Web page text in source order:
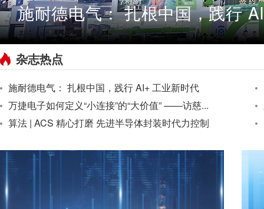
施耐德电气： 扎根中国，践行
杂志热点
施耐德电气： 扎根中国，践行 AI+ 工业新时代
万捷电子如何定义“小连接”的“大价值” ——访慈...
算法 | ACS 精心打磨 先进半导体封装时代力控制